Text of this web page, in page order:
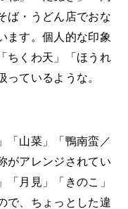
ば・うどん店でおな
ます。個人的な印象
ちくわ天」「ほうれ
ているような。
「山菜」「鴨南蛮／
がアレンジされてい
月見」「きのこ」
で、ちょっとした違